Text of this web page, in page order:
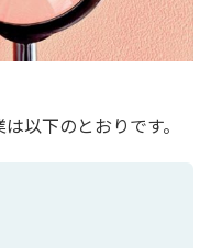
以下のとおりです。